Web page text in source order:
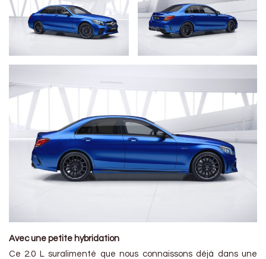
Avec une petite hybridation
Ce 2.0 L suralimenté que nous connaissons déjà dans une